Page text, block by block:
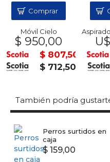
Móvil Cielo
$ 950,00
$ 807,50
$ 712,50
Comprar
También podría
Perros surtidos en
caja
$ 159,00